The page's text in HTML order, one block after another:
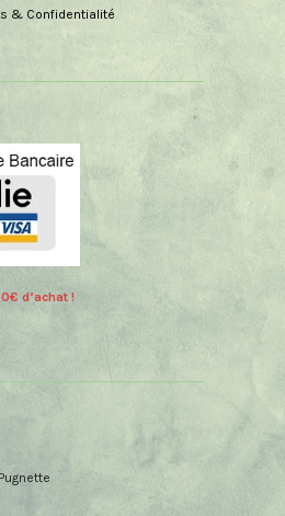
& Confidentialité
d’achat !